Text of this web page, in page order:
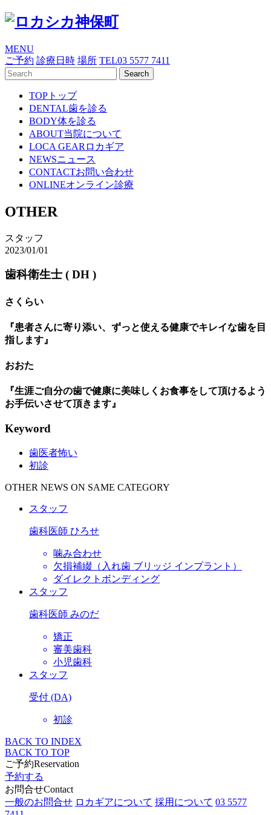
MENU
ご予約 診療日時 場所 TEL03 5577 7411
TOP トップ
DENTAL歯を診る
BODY体を診る
ABOUT当院について
LOCA GEAR ロカギア
NEWSニュース
CONTACTお問い合わせ
ONLINEオンライン診療
OTHER
スタッフ
2023/01/01
歯科衛生士 ( DH )
さくらい
『患者さんに寄り添い、ずっと使える健康でキレイな歯を目
指します』
おおた
『生涯ご自分の歯で健康に美味しくお食事をして頂けるよう
お手伝いさせて頂きます』
Keyword
歯医者怖い
初診
OTHER NEWS ON SAME CATEGORY
スタッフ
歯科医師 ひろせ
噛み合わせ
欠損補綴（入れ歯 ブリッジ インプラント）
ダイレクトボンディング
スタッフ
歯科医師 みのだ
矯正
審美歯科
小児歯科
スタッフ
受付 (DA)
初診
BACK TO INDEX
BACK TO TOP
ご予約Reservation
予約する
お問合せContact
一般のお問合せ ロカギアについて 採用について 03 5577